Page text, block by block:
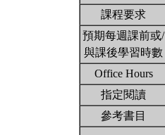
課程要求
預期每週課前或/
與課後學習時數
Office Hours
指定閱讀
參考書目